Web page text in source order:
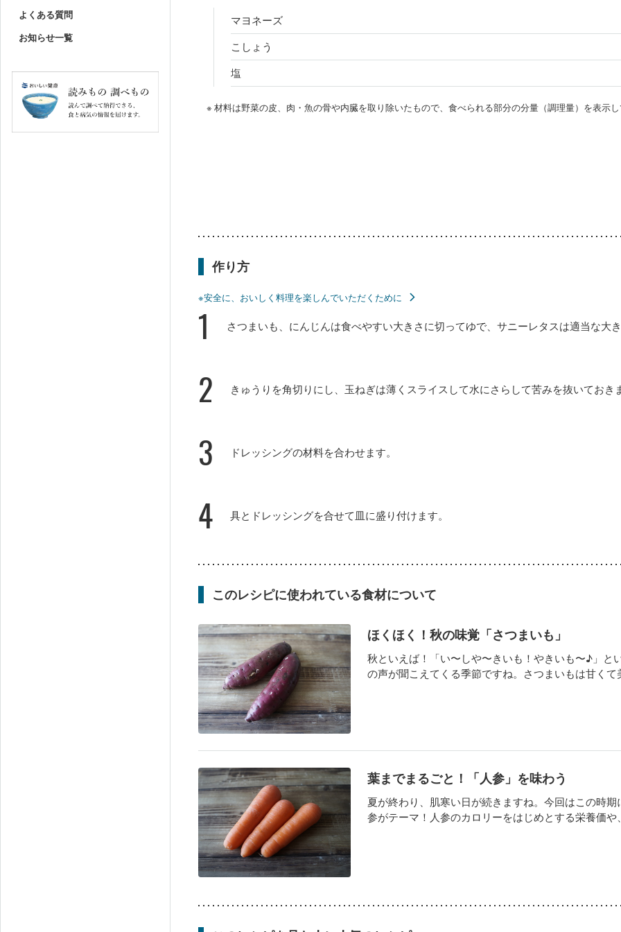
よくある質問
お知らせ一覧
マヨネーズ
こしょう
塩
※ 材料は野菜の皮、肉・魚の骨や内臓を取り除いたもので、食べられる部分の分量（調理量）を表示し
作り方
※安全に、おいしく料理を楽しんでいただくために
1 さつまいも、にんじんは食べやすい大きさに切ってゆで、サニーレタスは適当な大き
2 きゅうりを角切りにし、玉ねぎは薄くスライスして水にさらして苦みを抜いておき
3 ドレッシングの材料を合わせます。
4 具とドレッシングを合せて皿に盛り付けます。
このレシピに使われている食材について
ほくほく！秋の味覚「さつまいも」
秋といえば！「い〜しや〜きいも！やきいも〜♪」と
の声が聞こえてくる季節ですね。さつまいもは甘くて
葉までまるごと！「人参」を味わう
夏が終わり、肌寒い日が続きますね。今回はこの時期
参がテーマ！人参のカロリーをはじめとする栄養価や